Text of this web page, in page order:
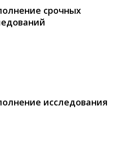
срочных
исследования